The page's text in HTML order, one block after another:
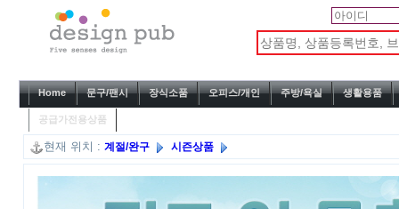
Home 문구/팬시 장식소품 오피스/개인 주방/욕실 생활용품
공급가전용상품
현재 위치 :계절/완구 시즌상품